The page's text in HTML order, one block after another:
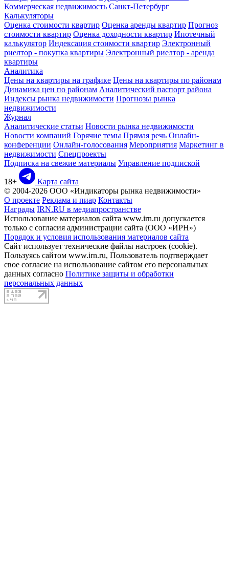
Коммерческая недвижимость Санкт-Петербург
Калькуляторы
Оценка стоимости квартир Оценка аренды квартир Прогноз
стоимости квартир Оценка доходности квартир Ипотечный
калькулятор Индексация стоимости квартир Электронный
риелтор - покупка квартиры Электронный риелтор - аренда
квартиры
Аналитика
Цены на квартиры на графике Цены на квартиры по районам
Динамика цен по районам Аналитический паспорт района
Индексы рынка недвижимости Прогнозы рынка
недвижимости
Журнал
Аналитические статьи Новости рынка недвижимости
Новости компаний Горячие темы Прямая речь Онлайн-
конференции Онлайн-голосования Мероприятия Маркетинг в
недвижимости Спецпроекты
Подписка на свежие материалы Управление подпиской
18+
Карта сайта
© 2004-2026 ООО «Индикаторы рынка недвижимости»
О проекте Реклама и пиар Контакты
Награды IRN.RU в медиапространстве
Использование материалов сайта www.irn.ru допускается
только с согласия администрации сайта (ООО «ИРН»)
Порядок и условия использования материалов сайта
Сайт использует технические файлы настроек (cookie).
Пользуясь сайтом www.irn.ru, Пользователь подтверждает
свое согласие на использование сайтом его персональных
данных согласно Политике защиты и обработки
персональных данных